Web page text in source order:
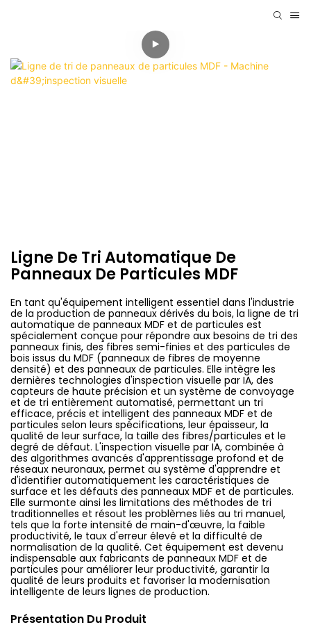
Ligne De Tri Automatique De
Panneaux De Particules MDF
En tant qu'équipement intelligent essentiel dans l'industrie
de la production de panneaux dérivés du bois, la ligne de tri
automatique de panneaux MDF et de particules est
spécialement conçue pour répondre aux besoins de tri des
panneaux finis, des fibres semi-finies et des particules de
bois issus du MDF (panneaux de fibres de moyenne
densité) et des panneaux de particules. Elle intègre les
dernières technologies d'inspection visuelle par IA, des
capteurs de haute précision et un système de convoyage
et de tri entièrement automatisé, permettant un tri
efficace, précis et intelligent des panneaux MDF et de
particules selon leurs spécifications, leur épaisseur, la
qualité de leur surface, la taille des fibres/particules et le
degré de défaut. L'inspection visuelle par IA, combinée à
des algorithmes avancés d'apprentissage profond et de
réseaux neuronaux, permet au système d'apprendre et
d'identifier automatiquement les caractéristiques de
surface et les défauts des panneaux MDF et de particules.
Elle surmonte ainsi les limitations des méthodes de tri
traditionnelles et résout les problèmes liés au tri manuel,
tels que la forte intensité de main-d'œuvre, la faible
productivité, le taux d'erreur élevé et la difficulté de
normalisation de la qualité. Cet équipement est devenu
indispensable aux fabricants de panneaux MDF et de
particules pour améliorer leur productivité, garantir la
qualité de leurs produits et favoriser la modernisation
intelligente de leurs lignes de production.
Présentation Du Produit